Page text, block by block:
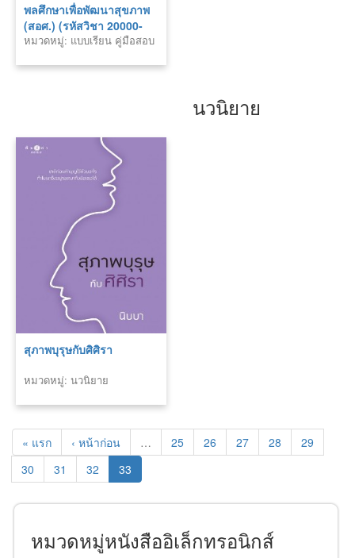
พลศึกษาเพื่อพัฒนาสุขภาพ
(สอศ.) (รหัสวิชา 20000-
1603)
หมวดหมู่: แบบเรียน คู่มือสอบ
นวนิยาย
สุภาพบุรุษกับศิศิรา
หมวดหมู่: นวนิยาย
« แรก ‹ หน้าก่อน … 25 26 27 28
29
30
31 32 33
หมวดหมู่หนังสืออิเล็กทรอนิกส์